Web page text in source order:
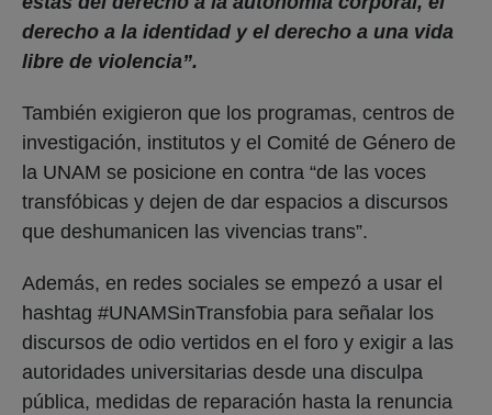
derecho a la identidad y el derecho a una vida
libre de violencia”.
También exigieron que los programas, centros de
investigación, institutos y el Comité de Género de
la UNAM se posicione en contra “de las voces
transfóbicas y dejen de dar espacios a discursos
que deshumanicen las vivencias trans”.
Además, en redes sociales se empezó a usar el
hashtag #UNAMSinTransfobia para señalar los
discursos de odio vertidos en el foro y exigir a las
autoridades universitarias desde una disculpa
pública, medidas de reparación hasta la renuncia